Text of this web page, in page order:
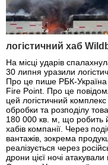
логістичний хаб
На місці ударів
30 липня уразили
Про це пише РБК-Україна
Fire Point. Про це
цей логістичний
обробки та розподілу
180 000 кв. м, що робить
хабів компанії. Через
вантажів, зокрема
реалізується через
дрони цієї ночі